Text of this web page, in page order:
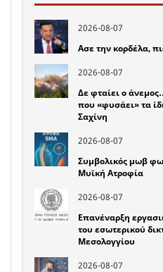
2026-08-07
Ασε την κορδέλα,
2026-08-07
Δε φταίει ο
που «φυσάει» τα
Σαχίνη
2026-08-07
Συμβολικός μωβ
Μυϊκή Ατροφία
2026-08-07
Επανέναρξη
του εσωτερικού
Μεσολογγίου
2026-08-07